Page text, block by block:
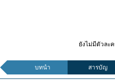
ยังไม่มีตัวละค
บทนำ สารบัญ